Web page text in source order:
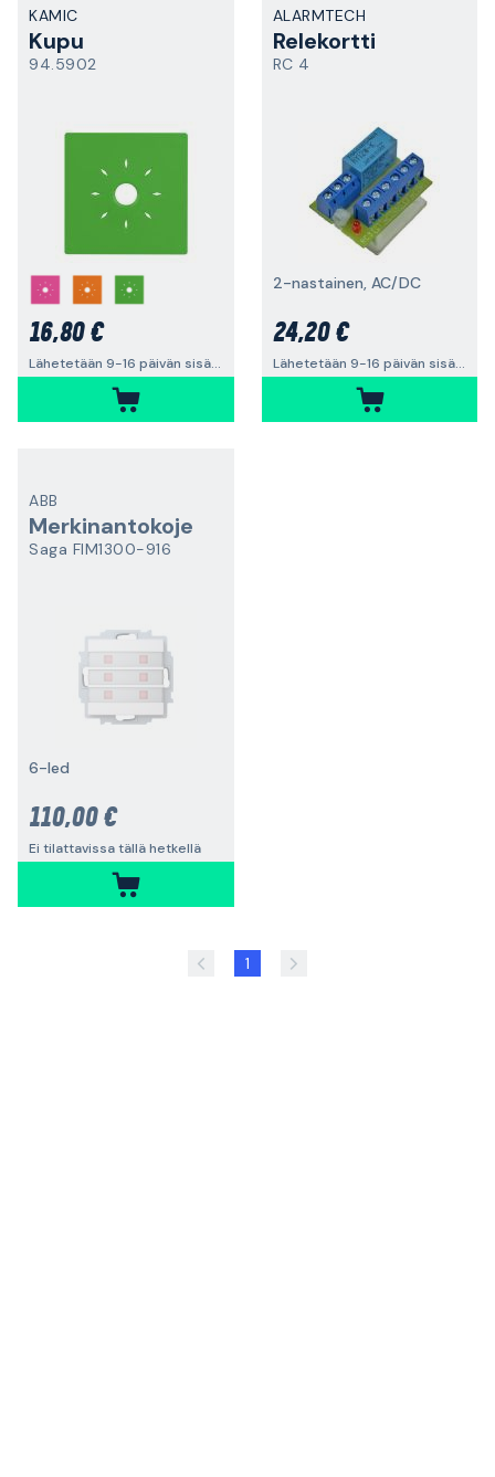
KAMIC
Kupu
94.5902
16,80 €
Lähetetään 9-16 päivän sisällä
ALARMTECH
Relekortti
RC 4
2-nastainen, AC/DC
24,20 €
Lähetetään 9-16 päivän sisällä
ABB
Merkinantokoje
Saga FIM1300-916
6-led
110,00 €
Ei tilattavissa tällä hetkellä
1